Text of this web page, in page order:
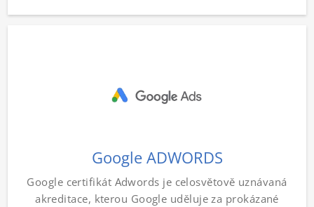
Google ADWORDS
Google certifikát Adwords je celosvětově uznávaná
akreditace, kterou Google uděluje za prokázané